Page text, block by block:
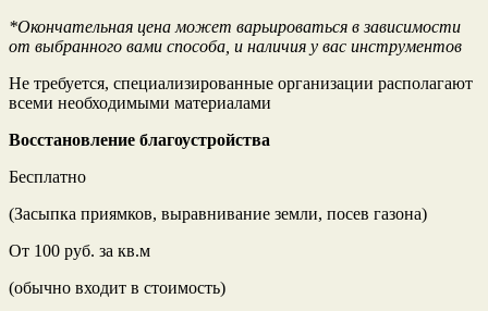
*Окончательная цена может варьироваться в зависимости
от выбранного вами способа, и наличия у вас инструментов
Не требуется, специализированные организации располагают
всеми необходимыми материалами
Восстановление благоустройства
Бесплатно
(Засыпка приямков, выравнивание земли, посев газона)
От 100 руб. за кв.м
(обычно входит в стоимость)